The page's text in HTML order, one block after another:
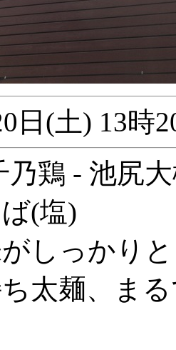
日(土) 13時
乃鶏 - 池尻
(塩)
しっかり
太麺、ま